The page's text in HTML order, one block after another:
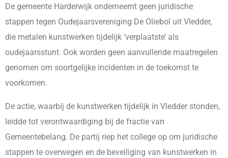
De gemeente Harderwijk onderneemt geen juridische
stappen tegen Oudejaarsvereniging De Oliebol uit Vledder,
die metalen kunstwerken tijdelijk ‘verplaatste’ als
oudejaarsstunt. Ook worden geen aanvullende maatregelen
genomen om soortgelijke incidenten in de toekomst te
voorkomen.
De actie, waarbij de kunstwerken tijdelijk in Vledder stonden,
leidde tot verontwaardiging bij de fractie van
Gemeentebelang. De partij riep het college op om juridische
stappen te overwegen en de beveiliging van kunstwerken in